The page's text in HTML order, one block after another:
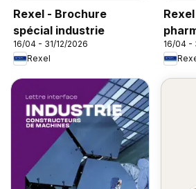
Rexel - Brochure
spécial industrie
16/04 - 31/12/2026
Rexel
16/04 -